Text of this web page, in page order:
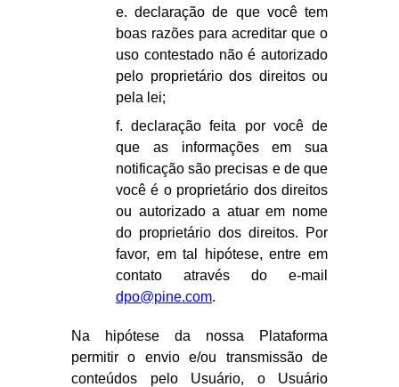
e. declaração de que você tem
boas razões para acreditar que o
uso contestado não é autorizado
pelo proprietário dos direitos ou
pela lei;
f. declaração feita por você de
que as informações em sua
notificação são precisas e de que
você é o proprietário dos direitos
ou autorizado a atuar em nome
do proprietário dos direitos. Por
favor, em tal hipótese, entre em
contato através do e-mail
dpo@pine.com.
Na hipótese da nossa Plataforma
permitir o envio e/ou transmissão de
conteúdos pelo Usuário, o Usuário